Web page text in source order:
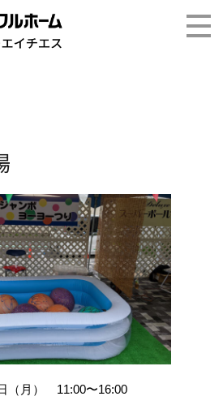
（月） 11:00〜16:00